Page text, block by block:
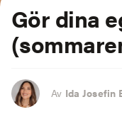
Gör dina
Av Ida Josefin